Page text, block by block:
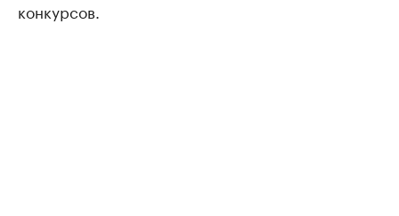
конкурсов.